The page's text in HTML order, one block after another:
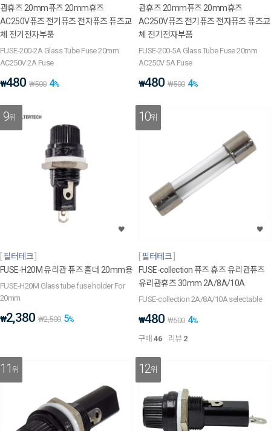
관휴즈 20mm퓨즈 20mm휴즈
AC250V퓨즈 전기퓨즈 전자퓨즈 퓨즈교
체 전기전자부품
FUSE-200-2A Glass Tube Fuse 20mm
AC250V 2A Fuse
₩480 ₩500 4%
관휴즈 20mm퓨즈 20mm휴즈
AC250V퓨즈 전기퓨즈 전자퓨즈 퓨즈교
체 전기전자부품
FUSE-200-5A Glass Tube Fuse 20mm
AC250V 5A Fuse
₩480 ₩500 4%
9위
필터테크
FUSE-H20M 유리관 퓨즈 홀더 20mm용
FUSE-H20M Glass tube fuse holder For
20mm
₩2,380 ₩2,500 5%
10위
필터테크
FUSE-collection 퓨즈 휴즈 유리관퓨즈
유리관휴즈 30mm 2A/8A/10A
FUSE-collection 2A/8A/10A selectable
₩480 ₩500 4%
구매46 리뷰 2
11위 12위